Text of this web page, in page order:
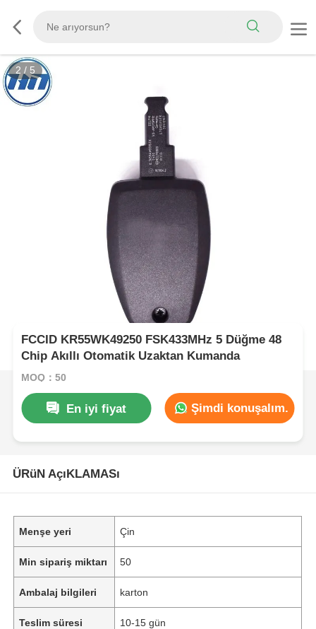
2 / 5
FCCID KR55WK49250 FSK433MHz 5 Düğme 48
Chip Akıllı Otomatik Uzaktan Kumanda
MOQ：50
En iyi fiyat Şimdi konuşalım.
ÜRüN AçıKLAMASı
Menşe yeri Çin
Min sipariş miktarı 50
Ambalaj bilgileri karton
Teslim süresi 10-15 gün